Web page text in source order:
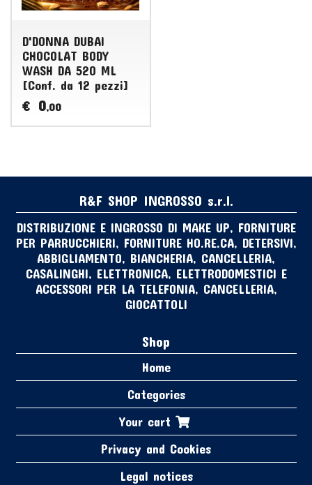
D'DONNA DUBAI
CHOCOLAT BODY
WASH DA 520 ML
[Conf. da 12 pezzi]
€ 0,00
R&F SHOP INGROSSO s.r.l.
DISTRIBUZIONE E INGROSSO DI MAKE UP, FORNITURE
PER PARRUCCHIERI, FORNITURE HO.RE.CA, DETERSIVI,
ABBIGLIAMENTO, BIANCHERIA, CANCELLERIA,
CASALINGHI, ELETTRONICA, ELETTRODOMESTICI E
ACCESSORI PER LA TELEFONIA, CANCELLERIA,
GIOCATTOLI
Shop
Home
Categories
Your cart
Privacy and Cookies
Legal notices